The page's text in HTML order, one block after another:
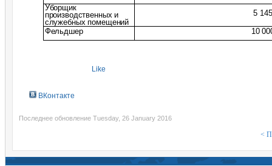
Уборщик
производственных и
служебных помещений
5
Фельдшер
10
Like
ВКонтакте
Последнее обновление Tuesday, 26 January 2016
<